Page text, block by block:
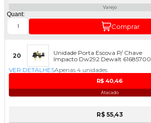
Varejo
Quant:
Comprar
20
Unidade Porta Escova P/ Chave
Impacto Dw292 Dewalt 61685700
VER DETALHESApenas 4 unidades
R$ 40,46
Atacado
R$ 55,43